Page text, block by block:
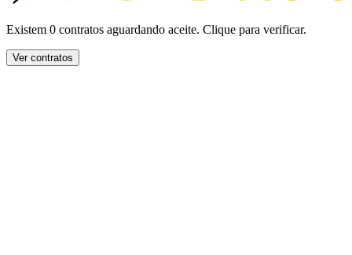
Existem 0 contratos aguardando aceite. Clique para verificar.
Ver contratos